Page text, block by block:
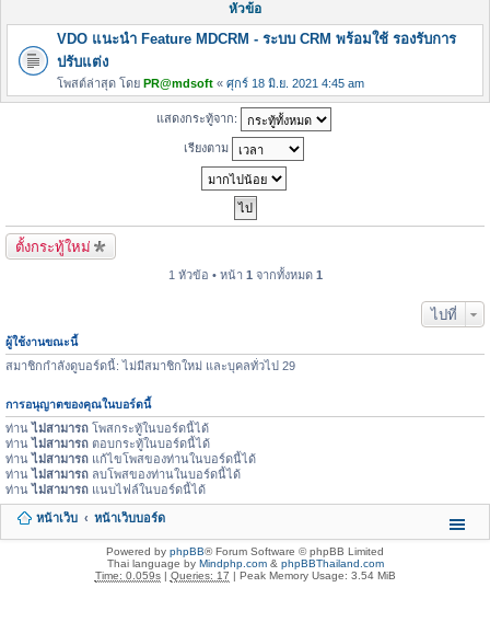
หัวข้อ
VDO แนะนำ Feature MDCRM - ระบบ CRM พร้อมใช้ รองรับการ
ปรับแต่ง
โพสต์ล่าสุด โดย PR@mdsoft « ศุกร์ 18 มิ.ย. 2021 4:45 am
แสดงกระทู้จาก:
เรียงตาม
ตั้งกระทู้ใหม่
1 หัวข้อ • หน้า 1 จากทั้งหมด 1
ไปที่
ผู้ใช้งานขณะนี้
สมาชิกกำลังดูบอร์ดนี้: ไม่มีสมาชิกใหม่ และบุคลทั่วไป 29
การอนุญาตของคุณในบอร์ดนี้
ท่านไม่สามารถ โพสกระทู้ในบอร์ดนี้ได้
ท่านไม่สามารถ ตอบกระทู้ในบอร์ดนี้ได้
ท่านไม่สามารถ แก้ไขโพสของท่านในบอร์ดนี้ได้
ท่านไม่สามารถ ลบโพสของท่านในบอร์ดนี้ได้
ท่านไม่สามารถ แนบไฟล์ในบอร์ดนี้ได้
หน้าเว็บ หน้าเว็บบอร์ด
Powered by phpBB® Forum Software © phpBB Limited
Thai language by Mindphp.com& phpBBThailand.com
Time: 0.059s| Queries: 17 | Peak Memory Usage: 3.54 MiB